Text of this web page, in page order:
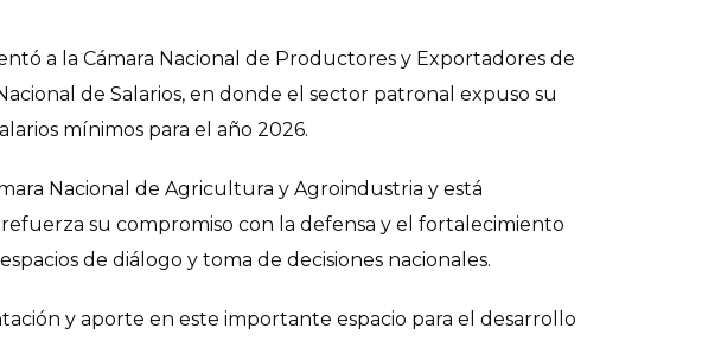
a la Cámara Nacional de Productores y Exportadores de
de Salarios, en donde el sector patronal expuso su
mínimos para el año 2026.
Nacional de Agricultura y Agroindustria y está
refuerza su compromiso con la defensa y el fortalecimiento
de diálogo y toma de decisiones nacionales.
y aporte en este importante espacio para el desarrollo